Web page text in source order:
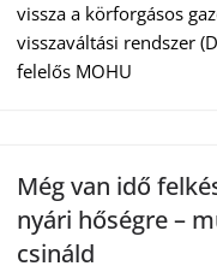
vissza a körforgásos
visszaváltási rendszer
felelős MOHU
Még van idő
nyári hőségre –
csináld